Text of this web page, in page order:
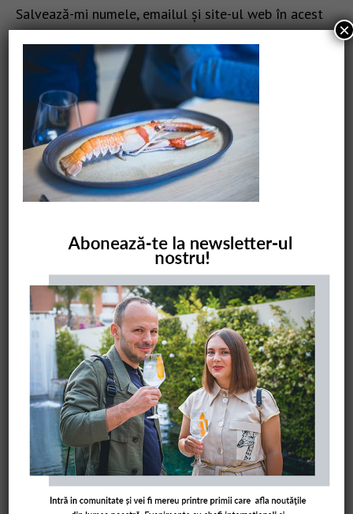
Salvează-mi numele, emailul și site-ul web în acest
CAUTARE
COMANDĂ CARTEA NOASTRĂ
×